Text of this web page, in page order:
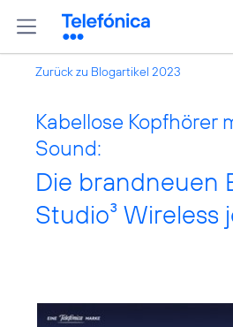
Zurück zu Blogartikel 2023
Kabellose Kopfhörer
Sound:
Die brandneuen
Studio³ Wireless